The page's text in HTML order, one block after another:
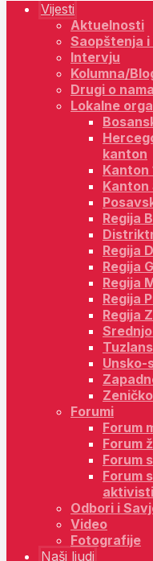
Vijesti
Aktuelnosti
Saopštenja
Intervju
Kolumna/
Drugi o nama
Lokalne
kanton
Kanton
Kanton
Regija
Regija
Regija
Regija
Regija
Regija
Unsko-
Forumi
Forum
Forum
Forum
Forum
Odbori i
Video
Fotografije
Naši ljudi